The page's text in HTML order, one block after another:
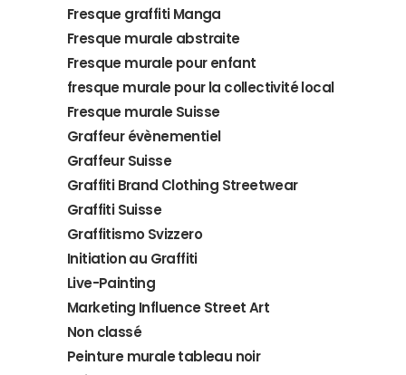
Fresque graffiti Manga
Fresque murale abstraite
Fresque murale pour enfant
fresque murale pour la collectivité local
Fresque murale Suisse
Graffeur évènementiel
Graffeur Suisse
Graffiti Brand Clothing Streetwear
Graffiti Suisse
Graffitismo Svizzero
Initiation au Graffiti
Live-Painting
Marketing Influence Street Art
Non classé
Peinture murale tableau noir